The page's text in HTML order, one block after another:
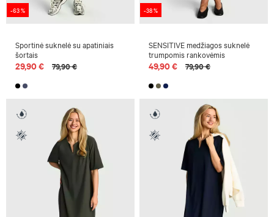
-63 %
Sportinė suknelė su apatiniais
šortais
29,90 € 79,90 €
-38 %
SENSITIVE medžiagos suknelė
trumpomis rankovėmis
49,90 € 79,90 €